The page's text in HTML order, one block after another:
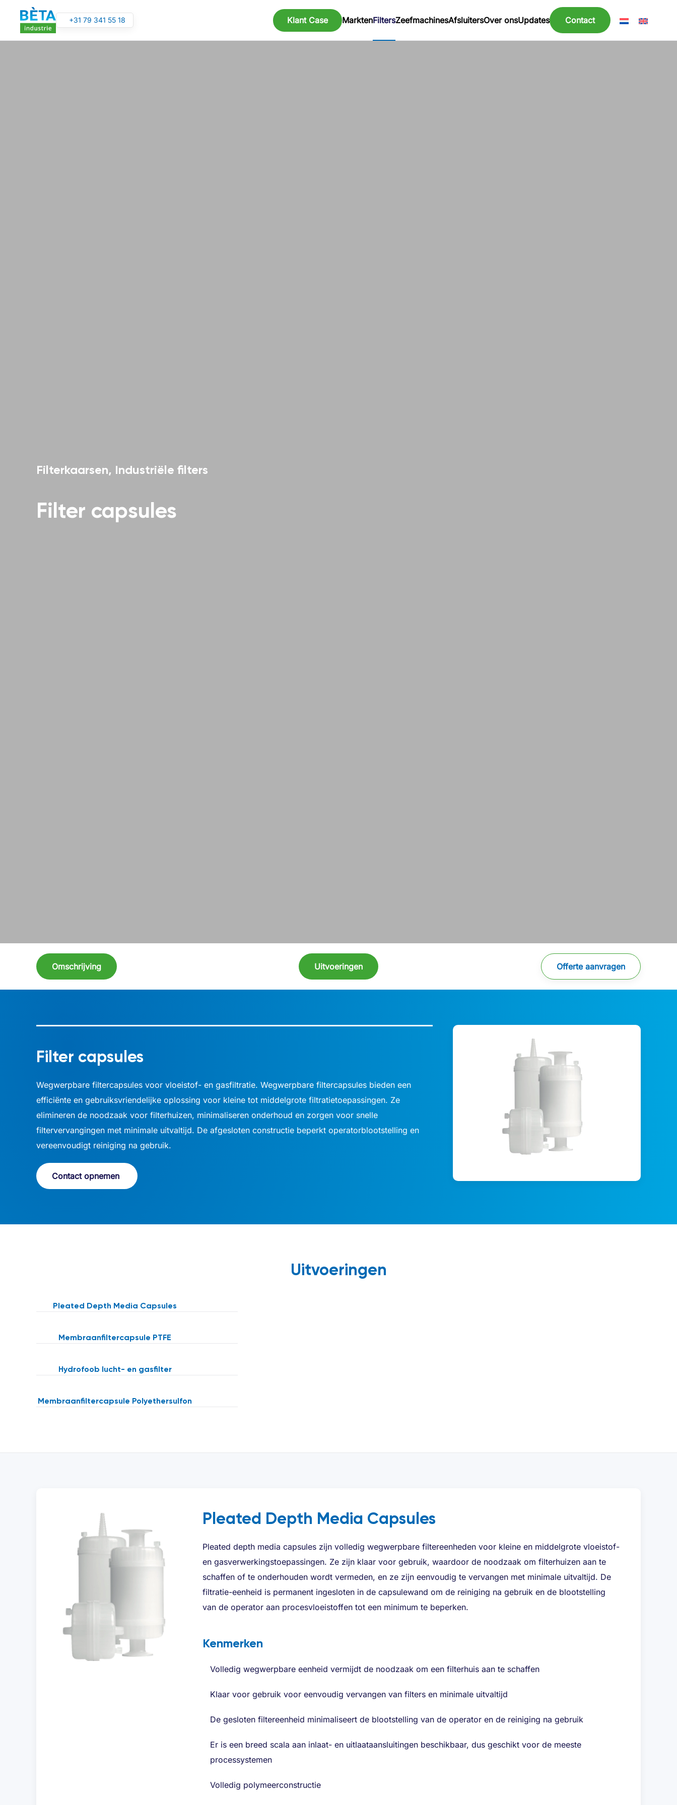
Overslaan en naar de inhoud gaan
+31 79 341 55 18 Klant Case MarktenFiltersZeefmachinesAfsluitersOver onsUpdates Contact
Filterkaarsen, Industriële filters
Filter capsules
Omschrijving Uitvoeringen Offerte aanvragen
Filter capsules
Wegwerpbare filtercapsules voor vloeistof- en gasfiltratie. Wegwerpbare filtercapsules bieden een
efficiënte en gebruiksvriendelijke oplossing voor kleine tot middelgrote filtratietoepassingen. Ze
elimineren de noodzaak voor filterhuizen, minimaliseren onderhoud en zorgen voor snelle
filtervervangingen met minimale uitvaltijd. De afgesloten constructie beperkt operatorblootstelling en
vereenvoudigt reiniging na gebruik.
Contact opnemen
Uitvoeringen
Pleated Depth Media Capsules
Membraanfiltercapsule PTFE
Hydrofoob lucht- en gasfilter
Membraanfiltercapsule Polyethersulfon
Pleated Depth Media Capsules
Pleated depth media capsules zijn volledig wegwerpbare filtereenheden voor kleine en middelgrote vloeistof-
en gasverwerkingstoepassingen. Ze zijn klaar voor gebruik, waardoor de noodzaak om filterhuizen aan te
schaffen of te onderhouden wordt vermeden, en ze zijn eenvoudig te vervangen met minimale uitvaltijd. De
filtratie-eenheid is permanent ingesloten in de capsulewand om de reiniging na gebruik en de blootstelling
van de operator aan procesvloeistoffen tot een minimum te beperken.
Kenmerken
Volledig wegwerpbare eenheid vermijdt de noodzaak om een filterhuis aan te schaffen
Klaar voor gebruik voor eenvoudig vervangen van filters en minimale uitvaltijd
De gesloten filtereenheid minimaliseert de blootstelling van de operator en de reiniging na gebruik
Er is een breed scala aan inlaat- en uitlaataansluitingen beschikbaar, dus geschikt voor de meeste
processystemen
Volledig polymeerconstructie